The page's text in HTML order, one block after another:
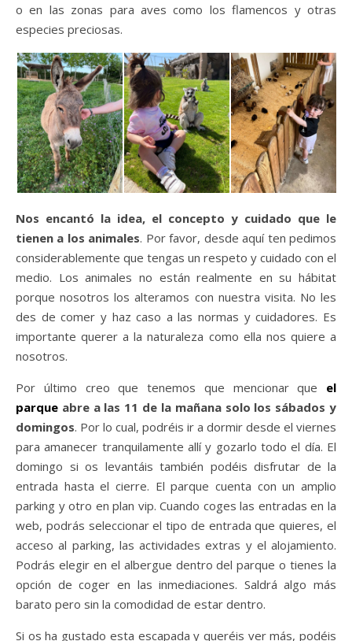
o en las zonas para aves como los flamencos y otras
especies preciosas.
Nos encantó la idea, el concepto y cuidado que le
tienen a los animales. Por favor, desde aquí ten pedimos
considerablemente que tengas un respeto y cuidado con el
medio. Los animales no están realmente en su hábitat
porque nosotros los alteramos con nuestra visita. No les
des de comer y haz caso a las normas y cuidadores. Es
importante querer a la naturaleza como ella nos quiere a
nosotros.
Por último creo que tenemos que mencionar que el
parque abre a las 11 de la mañana solo los sábados y
domingos. Por lo cual, podréis ir a dormir desde el viernes
para amanecer tranquilamente allí y gozarlo todo el día. El
domingo si os levantáis también podéis disfrutar de la
entrada hasta el cierre. El parque cuenta con un amplio
parking y otro en plan vip. Cuando coges las entradas en la
web, podrás seleccionar el tipo de entrada que quieres, el
acceso al parking, las actividades extras y el alojamiento.
Podrás elegir en el albergue dentro del parque o tienes la
opción de coger en las inmediaciones. Saldrá algo más
barato pero sin la comodidad de estar dentro.
Si os ha gustado esta escapada y queréis ver más, podéis